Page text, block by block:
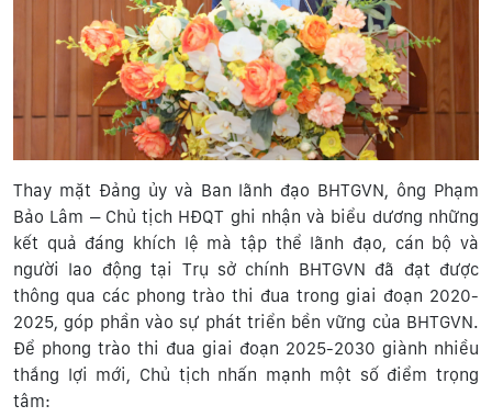
Thay mặt Đảng ủy và Ban lãnh đạo BHTGVN, ông Phạm
Bảo Lâm – Chủ tịch HĐQT ghi nhận và biểu dương những
kết quả đáng khích lệ mà tập thể lãnh đạo, cán bộ và
người lao động tại Trụ sở chính BHTGVN đã đạt được
thông qua các phong trào thi đua trong giai đoạn 2020-
2025, góp phần vào sự phát triển bền vững của BHTGVN.
Để phong trào thi đua giai đoạn 2025-2030 giành nhiều
thắng lợi mới, Chủ tịch nhấn mạnh một số điểm trọng
tâm: